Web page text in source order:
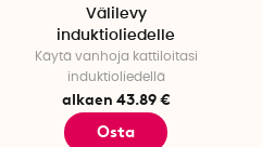
Välilevy
induktioliedelle
Käytä vanhoja kattiloitasi
induktioliedellä
alkaen 43.89 €
Osta